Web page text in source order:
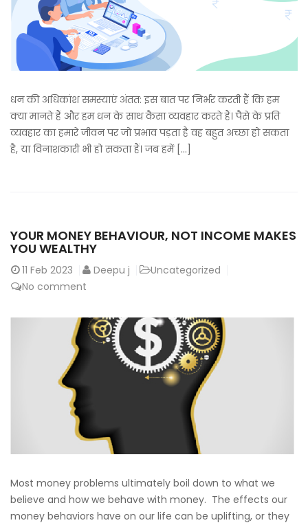
धन की अधिकांश समस्याएं अंतत: इस बात पर निर्भर करती हैं कि हम
क्या मानते हैं और हम धन के साथ कैसा व्यवहार करते हैं। पैसे के प्रति
व्यवहार का हमारे जीवन पर जो प्रभाव पड़ता है वह बहुत अच्छा हो सकता
है, या विनाशकारी भी हो सकता हैं। जब हमें […]
YOUR MONEY BEHAVIOUR, NOT INCOME MAKES
YOU WEALTHY
11 Feb 2023 Deepu j
Uncategorized
No comment
Most money problems ultimately boil down to what we
believe and how we behave with money. The effects our
money behaviors have on our life can be uplifting, or they